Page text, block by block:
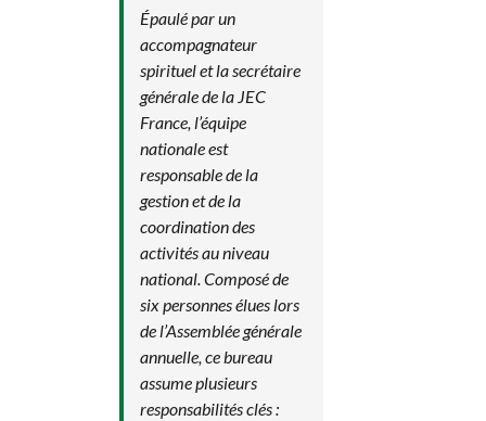
Épaulé par un
accompagnateur
spirituel et la secrétaire
générale de la JEC
France, l’équipe
nationale est
responsable de la
gestion et de la
coordination des
activités au niveau
national. Composé de
six personnes élues lors
de l’Assemblée générale
annuelle, ce bureau
assume plusieurs
responsabilités clés :